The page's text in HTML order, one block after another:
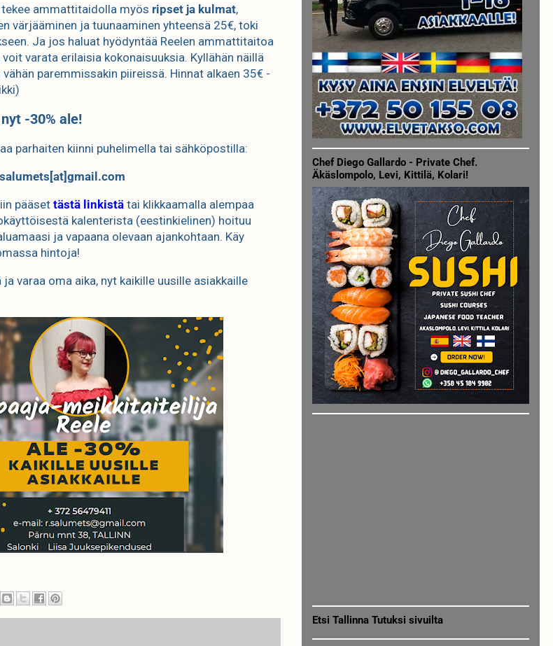
tekee ammattitaidolla myös ripset ja kulmat,
värjääminen ja tuunaaminen yhteensä 25€, toki
Ja jos haluat hyödyntää Reelen ammattitaitoa
voit varata erilaisia kokonaisuuksia. Kyllähän näillä
paremmissakin piireissä. Hinnat alkaen 35€ -
-30% ale!
parhaiten kiinni puhelimella tai sähköpostilla:
pääset tästä linkistä tai klikkaamalla alempaa
kalenterista (eestinkielinen) hoituu
ja vapaana olevaan ajankohtaan. Käy
hintoja!
varaa oma aika, nyt kaikille uusille asiakkaille
Chef Diego Gallardo - Private Chef.
Äkäslompolo, Levi, Kittilä, Kolari!
Etsi Tallinna Tutuksi sivuilta